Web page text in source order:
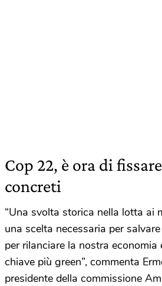
Cop 22, è ora di
concreti
“Una svolta storica nella lotta ai
una scelta necessaria per
per rilanciare la nostra
chiave più green”, commenta
presidente della commissione